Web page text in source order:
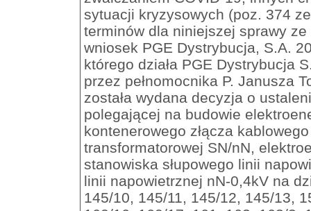
sytuacji kryzysowych (poz. 374
terminów dla niniejszej sprawy
wniosek PGE Dystrybucja, S.A.
którego działa PGE Dystrybucja
przez pełnomocnika P. Janusza
została wydana decyzja o
polegającej na budowie
kontenerowego złącza
transformatorowej SN/nN,
stanowiska słupowego linii
linii napowietrznej nN-0,4kV na
145/10, 145/11, 145/12, 145/13,